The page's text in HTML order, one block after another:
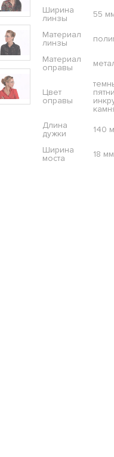
Ширина
линзы
55
Материал
линзы
Материал
оправы
Цвет
оправы
Длина
дужки
140
Ширина
моста
18 мм